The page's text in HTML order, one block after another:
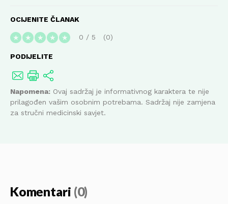
OCIJENITE ČLANAK
★ ★ ★ ★ ★ 0 / 5 0
PODIJELITE
Napomena: Ovaj sadržaj je informativnog karaktera te nije
prilagođen vašim osobnim potrebama. Sadržaj nije zamjena
za stručni medicinski savjet.
Komentari (0)